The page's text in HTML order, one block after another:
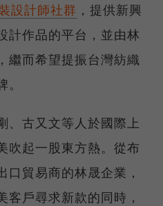
設計師社群 ，提供新興
計作品的平台，並由林
繼而希望提振台灣紡織
、古又文等人於國際上
吹起一股東方熱。從布
貿易商的林晟企業，
戶尋求新款的同時，